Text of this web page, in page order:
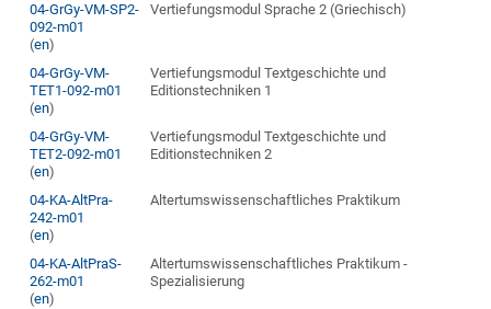
04-GrGy-VM-SP2-
092-m01
(en)
Vertiefungsmodul Sprache 2 (Griechisch)
04-GrGy-VM-
TET1-092-m01
(en)
Vertiefungsmodul Textgeschichte und
Editionstechniken 1
04-GrGy-VM-
TET2-092-m01
(en)
Vertiefungsmodul Textgeschichte und
Editionstechniken 2
04-KA-AltPra-
242-m01
(en)
Altertumswissenschaftliches Praktikum
04-KA-AltPraS-
262-m01
(en)
Altertumswissenschaftliches Praktikum -
Spezialisierung